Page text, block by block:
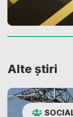
Alte știri